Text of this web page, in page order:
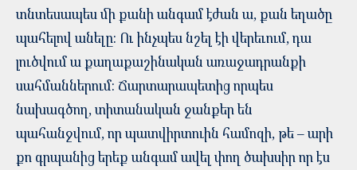
տնտեսապես մի քանի անգամ էժան ա, քան եղածը
պահելով անելը: Ու ինչպես նշել էի վերեւում, դա
լուծվում ա քաղաքաշինական առաջադրանքի
սահմաններում: Ճարտարապետից որպես
նախագծող, տիտանական ջանքեր են
պահանջվում, որ պատվիրտուին համոզի, թե – արի
քո գրպանից երեք անգամ ավել փող ծախսիր որ էս